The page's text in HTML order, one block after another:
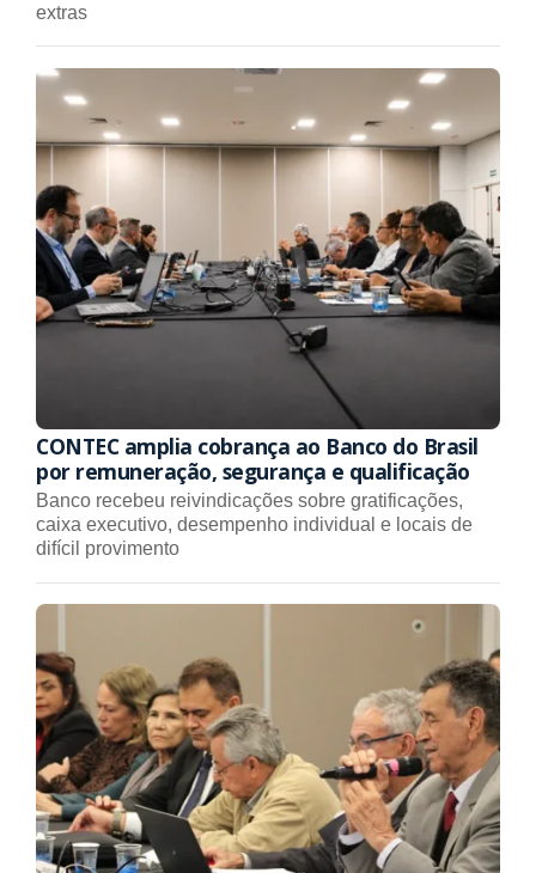
extras
CONTEC amplia cobrança ao Banco do Brasil
por remuneração, segurança e qualificação
Banco recebeu reivindicações sobre gratificações,
caixa executivo, desempenho individual e locais de
difícil provimento